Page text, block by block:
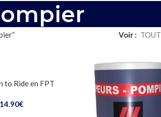
Voir TOUT
to Ride en FPT
14.90€